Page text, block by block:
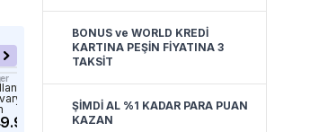
Kendinden Yapışkanlı
Arka Fon Mavi 1 Mt x 60
TL
Brillant Kendinden
Akvaryum Arka Fon Siyah
Cm
BONUS ve WORLD KREDİ
KARTINA PEŞİN FİYATINA 3
TAKSİT
ŞİMDİ AL %1 KADAR PARA PUAN
KAZAN